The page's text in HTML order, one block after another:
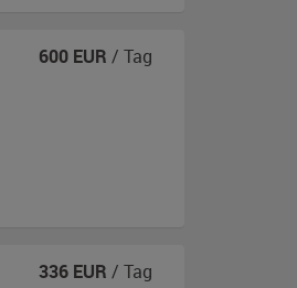
600 EUR / Tag
336 EUR / Tag